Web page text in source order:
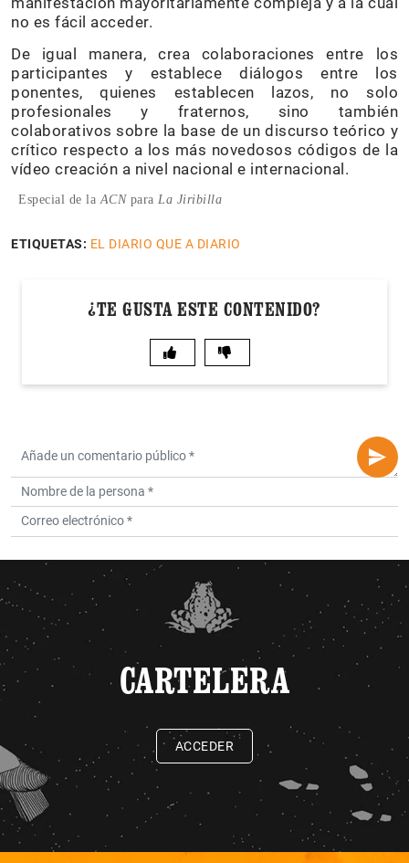
no es fácil acceder.
De igual manera, crea colaboraciones entre los
participantes y establece diálogos entre los
ponentes, quienes establecen lazos, no solo
profesionales y fraternos, sino también
colaborativos sobre la base de un discurso teórico y
crítico respecto a los más novedosos códigos de la
vídeo creación a nivel nacional e internacional.
Especial de la ACNpara La Jiribilla
ETIQUETAS: EL DIARIO QUE A DIARIO
¿TE GUSTA ESTE CONTENIDO?
CARTELERA
ACCEDER